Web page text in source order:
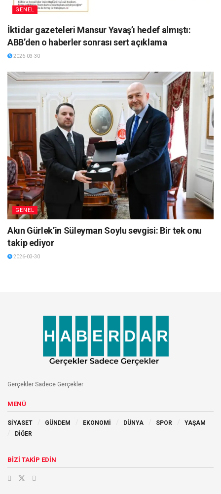
GENEL
İktidar gazeteleri Mansur Yavaş’ı hedef almıştı:
ABB’den o haberler sonrası sert açıklama
2026-03-30
GENEL
Akın Gürlek’in Süleyman Soylu sevgisi: Bir tek onu
takip ediyor
2026-03-30
Gerçekler Sadece Gerçekler
MENÜ
SİYASET GÜNDEM EKONOMİ DÜNYA SPOR
YAŞAM
DİĞER
BİZİ TAKİP EDİN